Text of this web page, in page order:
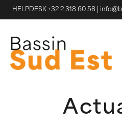
HELPDESK +32 2 318 60 58